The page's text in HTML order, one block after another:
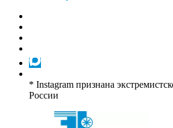
* Instagram признана
России